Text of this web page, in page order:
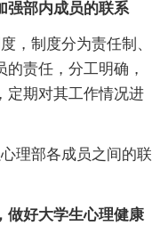
强部内成员的联系
，制度分为责任制、
责任，分工明确，
定期对其工作情况进
理部各成员之间的联
做好大学生心理健康